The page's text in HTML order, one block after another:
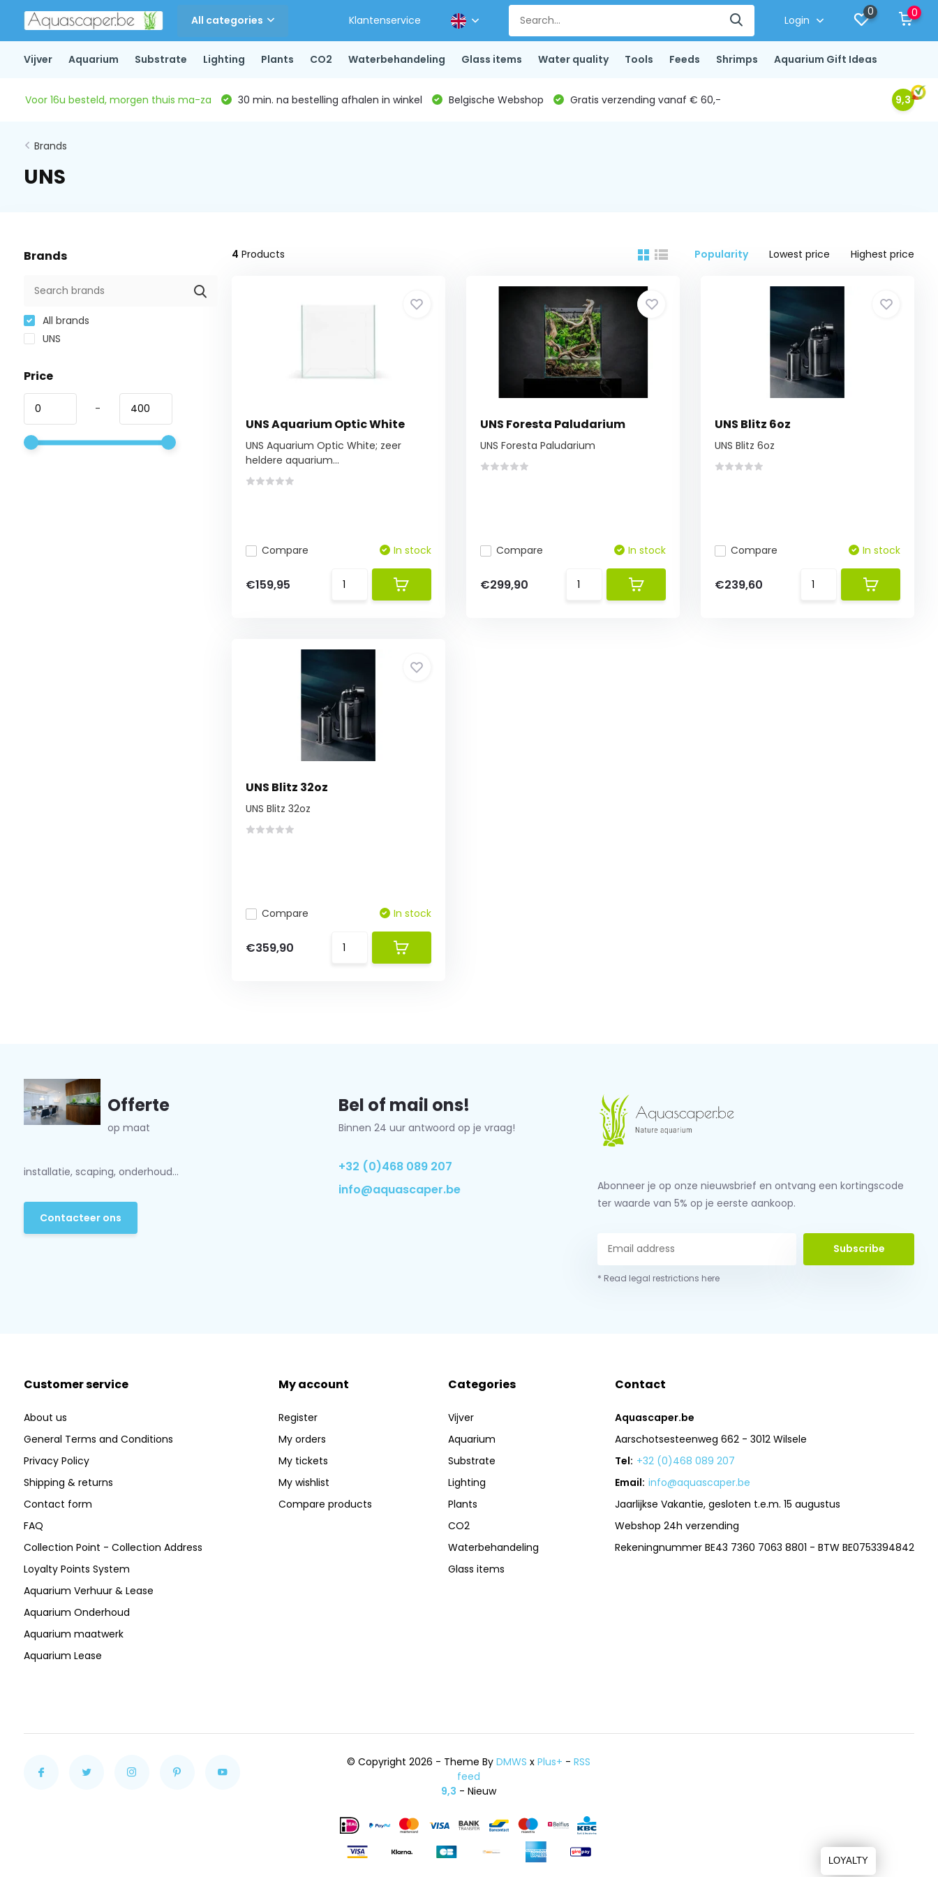
All categories Klantenservice Login
0 0
Vijver Aquarium Substrate Lighting Plants CO2 Waterbehandeling Glass items Water quality Tools Feeds Shrimps Aquarium Gift Ideas
Voor 16u besteld, morgen thuis ma-za 30 min. na bestelling afhalen in winkel Belgische Webshop Gratis verzending vanaf € 60,- 9,3
Brands
UNS
Brands
All brands
UNS
Price
-
4 Products Popularity Lowest price Highest price
UNS Aquarium Optic White
UNS Aquarium Optic White; zeer
heldere aquarium...
Compare In stock
€159,95
UNS Foresta Paludarium
UNS Foresta Paludarium
Compare In stock
€299,90
UNS Blitz 6oz
UNS Blitz 6oz
Compare In stock
€239,60
UNS Blitz 32oz
UNS Blitz 32oz
Compare In stock
€359,90
Offerte
op maat
installatie, scaping, onderhoud...
Contacteer ons
Bel of mail ons!
Binnen 24 uur antwoord op je vraag!
+32 (0)468 089 207
info@aquascaper.be
Abonneer je op onze nieuwsbrief en ontvang een kortingscode
ter waarde van 5% op je eerste aankoop.
Subscribe
* Read legal restrictions here
Customer service
About us
General Terms and Conditions
Privacy Policy
Shipping & returns
Contact form
FAQ
Collection Point - Collection Address
Loyalty Points System
Aquarium Verhuur & Lease
Aquarium Onderhoud
Aquarium maatwerk
Aquarium Lease
My account
Register
My orders
My tickets
My wishlist
Compare products
Categories
Vijver
Aquarium
Substrate
Lighting
Plants
CO2
Waterbehandeling
Glass items
Contact
Aquascaper.be
Aarschotsesteenweg 662 - 3012 Wilsele
Tel: +32 (0)468 089 207
Email: info@aquascaper.be
Jaarlijkse Vakantie, gesloten t.e.m. 15 augustus
Webshop 24h verzending
Rekeningnummer BE43 7360 7063 8801 - BTW BE0753394842
© Copyright 2026 - Theme ByDMWS xPlus+ -RSS
feed
9,3 - Nieuw
LOYALTY